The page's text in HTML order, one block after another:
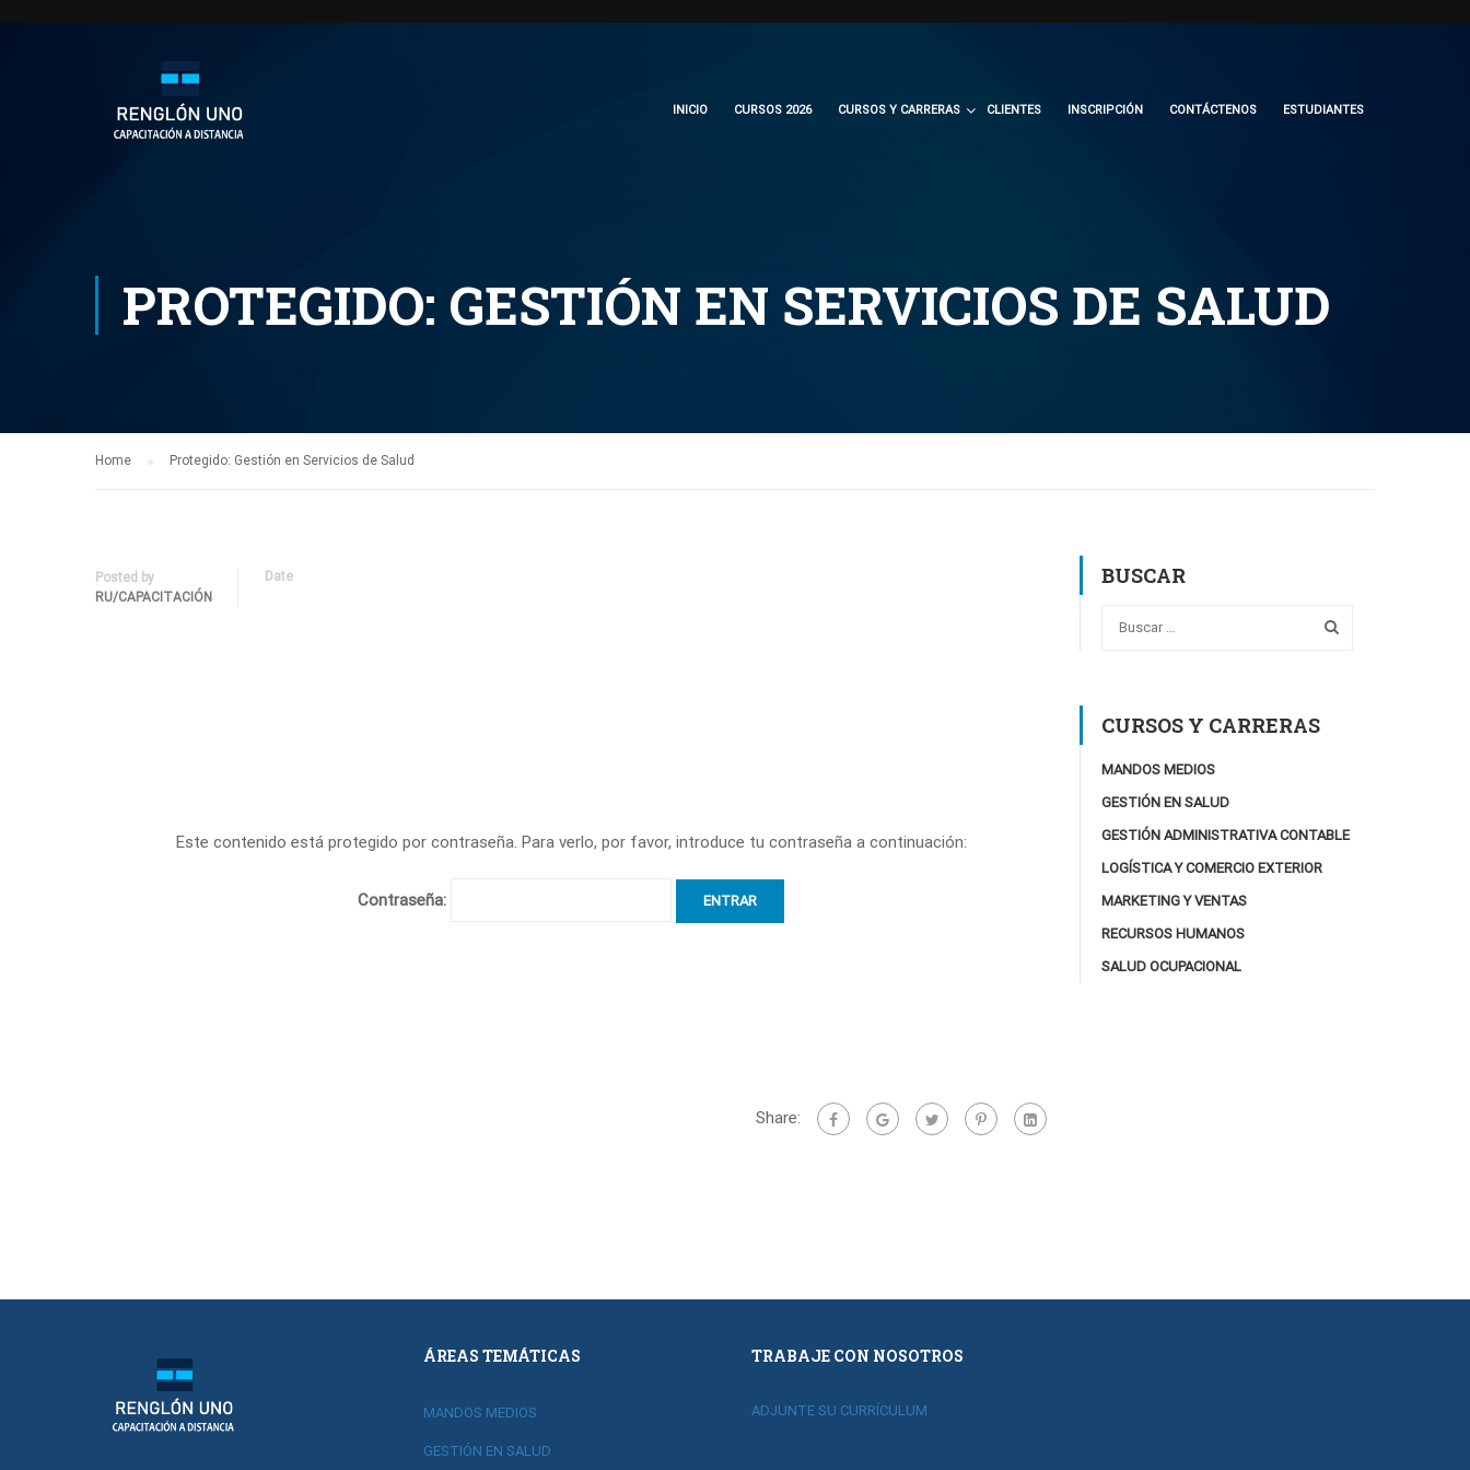
INICIO CURSOS 2026 CURSOS Y CARRERAS CLIENTES INSCRIPCIÓN CONTÁCTENOS ESTUDIANTES
PROTEGIDO: GESTIÓN EN SERVICIOS DE SALUD
Home Protegido: Gestión en Servicios de Salud
Posted by
RU/CAPACITACIÓN
Date
Este contenido está protegido por contraseña. Para verlo, por favor, introduce tu contraseña a continuación:
Contraseña:
Share:
BUSCAR
CURSOS Y CARRERAS
MANDOS MEDIOS
GESTIÓN EN SALUD
GESTIÓN ADMINISTRATIVA CONTABLE
LOGÍSTICA Y COMERCIO EXTERIOR
MARKETING Y VENTAS
RECURSOS HUMANOS
SALUD OCUPACIONAL
ÁREAS TEMÁTICAS
MANDOS MEDIOS
GESTIÓN EN SALUD
TRABAJE CON NOSOTROS
ADJUNTE SU CURRÍCULUM